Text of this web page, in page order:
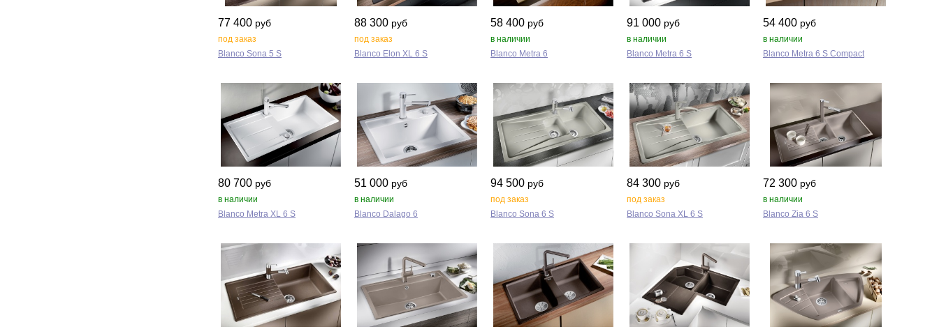
77 400 руб
под заказ
Blanco Sona 5 S
88 300 руб
под заказ
Blanco Elon XL 6 S
58 400 руб
в наличии
Blanco Metra 6
91 000 руб
в наличии
Blanco Metra 6 S
54 400 руб
в наличии
Blanco Metra 6 S Compact
80 700 руб
в наличии
Blanco Metra XL 6 S
51 000 руб
в наличии
Blanco Dalago 6
94 500 руб
под заказ
Blanco Sona 6 S
84 300 руб
под заказ
Blanco Sona XL 6 S
72 300 руб
в наличии
Blanco Zia 6 S